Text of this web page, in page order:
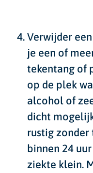
Verwijder
je een of
tekentang of
op de plek
alcohol of
dicht
rustig zonder
binnen 24
ziekte klein.